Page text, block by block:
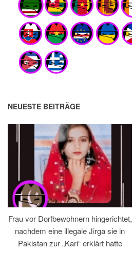
NEUESTE BEITRÄGE
Frau vor Dorfbewohnern hingerichtet,
nachdem eine illegale Jirga sie in
Pakistan zur „Kari“ erklärt hatte